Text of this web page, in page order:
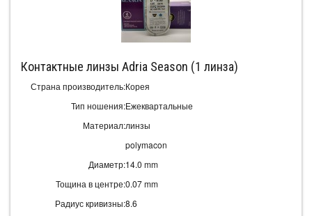
Контактные линзы Adria Season (1 линза)
Страна производитель:
Тип ношения:
Материал:
Корея
Ежеквартальные
линзы
polymacon
Диаметр:
Тощина в центре:
14.0 mm
0.07 mm
Радиус кривизны:8.6